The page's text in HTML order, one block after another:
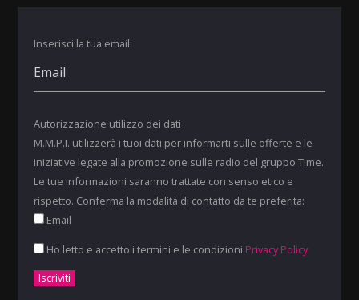
Inserisci la tua email:
Autorizzazione utilizzo dei dati
M.M.P.I. utilizzerà i tuoi dati per informarti sulle offerte e le
iniziative legate alla promozione sulle radio del gruppo Time.
Le tue informazioni saranno trattate con senso etico e
rispetto. Conferma la modalità di contatto da te preferita:
Email
Ho letto e accetto i termini e le condizioni Privacy Policy